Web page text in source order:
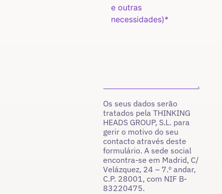
Os seus dados serão
tratados pela THINKING
HEADS GROUP, S.L. para
gerir o motivo do seu
contacto através deste
formulário. A sede social
encontra-se em Madrid, C/
Velázquez, 24 – 7.º andar,
C.P. 28001, com NIF B-
83220475.